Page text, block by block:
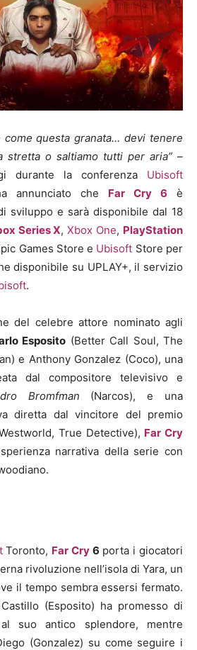
come questa granata… devi tenere
stretta o saltiamo tutti per aria” –
durante la conferenza Ubisoft
annunciato che Far Cry 6 è
sviluppo e sarà disponibile dal 18
Series X,Xbox One, PlayStation
Games Store e Ubisoft Store per
disponibile su UPLAY+, il servizio
.
del celebre attore nominato agli
Esposito (Better Call Soul, The
e Anthony Gonzalez (Coco), una
dal compositore televisivo e
Bromfman (Narcos), e una
diretta dal vincitore del premio
True Detective), Far Cry
narrativa della serie con
Toronto, Far Cry6 porta i giocatori
rivoluzione nell’isola di Yara, un
il tempo sembra essersi fermato.
(Esposito) ha promesso di
suo antico splendore, mentre
(Gonzalez) su come seguire i